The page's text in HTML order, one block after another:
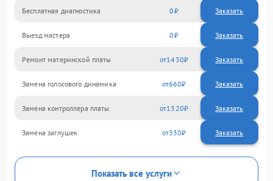
Бесплатная диагностика 0 Заказать
Выезд мастера 0 Заказать
Ремонт материнской платы 1430
Замена голосового динамика 660
Замена контроллера платы 1320
Замена заглушек 330
Показать все услуги